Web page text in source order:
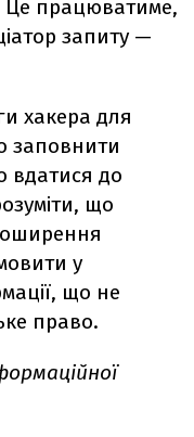
Це працюватиме,
запиту —
хакера для
заповнити
вдатися до
що
у
що не
право.